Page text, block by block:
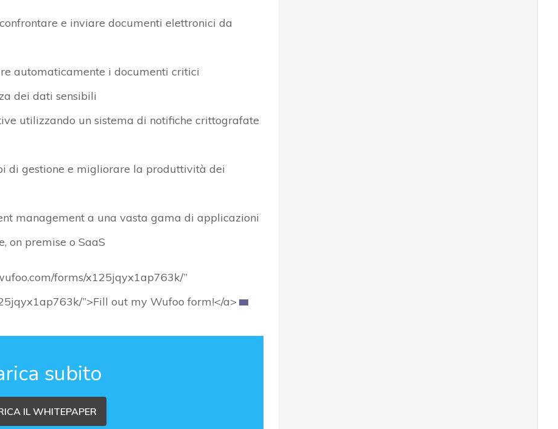
e inviare documenti elettronici da
automaticamente i documenti critici
dei dati sensibili
utilizzando un sistema di notifiche crittografate
di gestione e migliorare la produttività dei
management a una vasta gama di applicazioni
on premise o SaaS
forms/x125jqyx1ap763k/”
”>Fill out my Wufoo form!</a>
subito
IL WHITEPAPER